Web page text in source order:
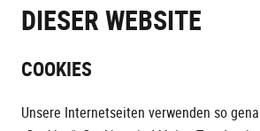
DIESER WEBSITE
COOKIES
Unsere Internetseiten verwenden so